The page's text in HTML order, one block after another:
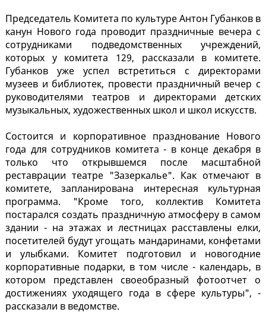
Председатель Комитета по культуре Антон Губанков в
канун Нового года проводит праздничные вечера с
сотрудниками подведомственных учреждений,
которых у комитета 129, рассказали в комитете.
Губанков уже успел встретиться с директорами
музеев и библиотек, провести праздничный вечер с
руководителями театров и директорами детских
музыкальных, художественных школ и школ искусств.
Состоится и корпоративное празднование Нового
года для сотрудников комитета - в конце декабря в
только что открывшемся после масштабной
реставрации театре "Зазеркалье". Как отмечают в
комитете, запланирована интересная культурная
программа. "Кроме того, коллектив Комитета
постарался создать праздничную атмосферу в самом
здании - на этажах и лестницах расставлены елки,
посетителей будут угощать мандаринами, конфетами
и улыбками. Комитет подготовил и новогодние
корпоративные подарки, в том числе - календарь, в
котором представлен своеобразный фотоотчет о
достижениях уходящего года в сфере культуры", -
рассказали в ведомстве.